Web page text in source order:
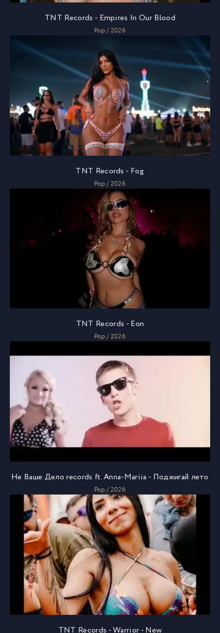
TNT Records - Empires In Our Blood
Pop / 2026
TNT Records - Fog
Pop / 2026
TNT Records - Eon
Pop / 2026
Не Ваше Дело records ft. Anna-Mariia - Поджигай лето
Pop / 2026
TNT Records - Warrior - New